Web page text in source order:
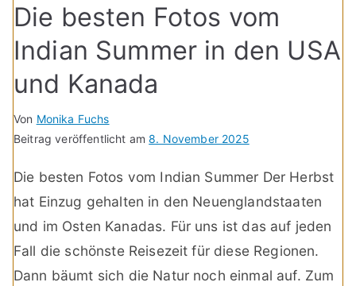
Die besten Fotos vom
Indian Summer in den USA
und Kanada
Von Monika Fuchs
Beitrag veröffentlicht am8. November 2025
Die besten Fotos vom Indian Summer Der Herbst
hat Einzug gehalten in den Neuenglandstaaten
und im Osten Kanadas. Für uns ist das auf jeden
Fall die schönste Reisezeit für diese Regionen.
Dann bäumt sich die Natur noch einmal auf. Zum